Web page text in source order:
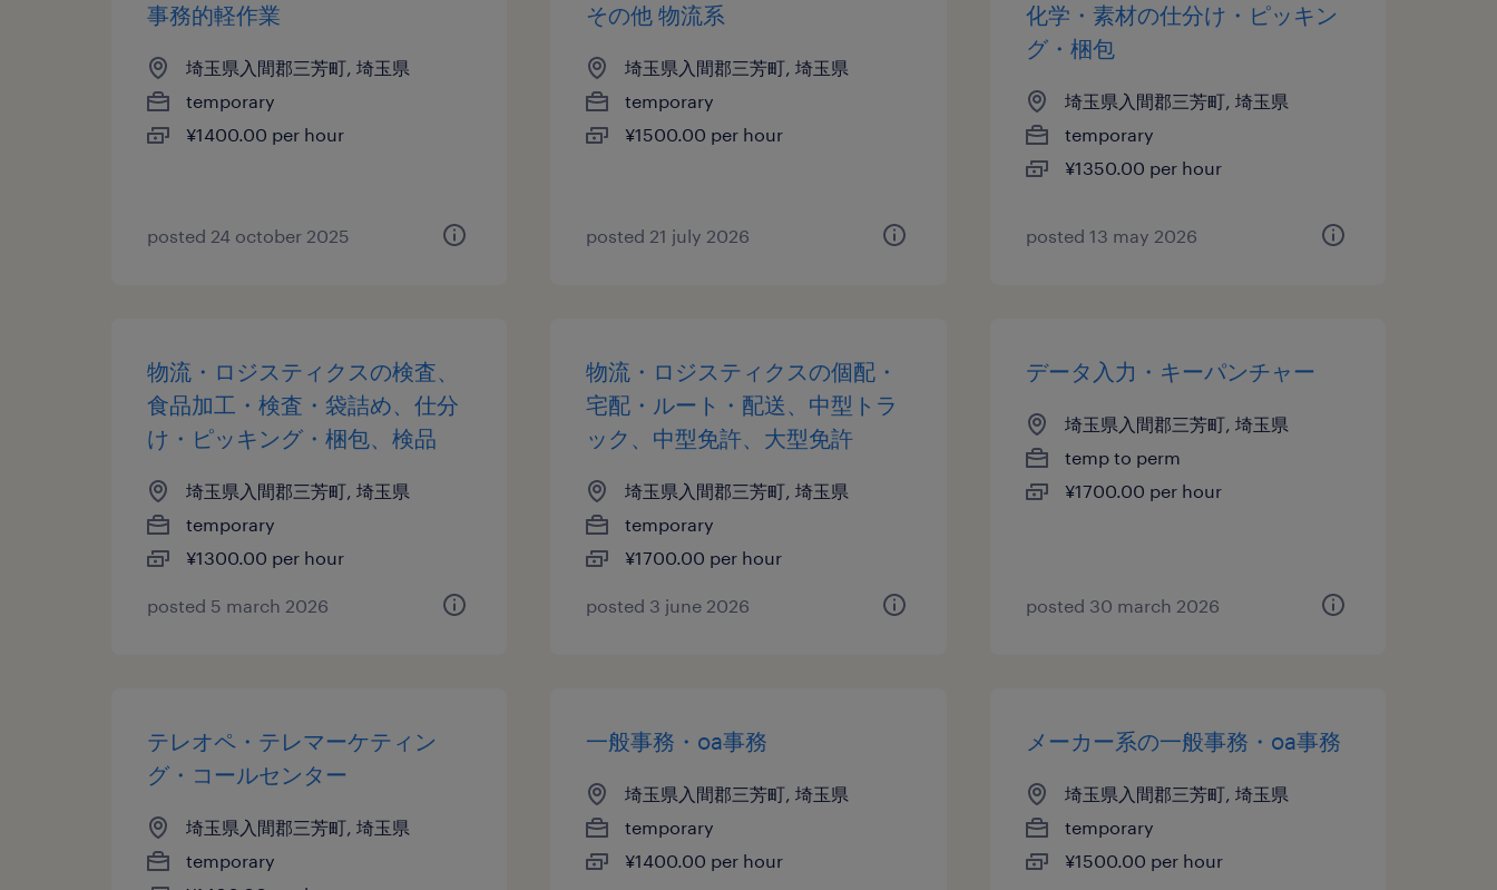
事務的軽作業
埼玉県入間郡三芳町, 埼玉県
temporary
¥1400.00 per hour
posted 24 october 2025
その他 物流系
埼玉県入間郡三芳町, 埼玉県
temporary
¥1500.00 per hour
posted 21 july 2026
化学・素材の仕分け・ピッキン
グ・梱包
埼玉県入間郡三芳町, 埼玉県
temporary
¥1350.00 per hour
posted 13 may 2026
物流・ロジスティクスの検査、
食品加工・検査・袋詰め、仕分
け・ピッキング・梱包、検品
埼玉県入間郡三芳町, 埼玉県
temporary
¥1300.00 per hour
posted 5 march 2026
物流・ロジスティクスの個配・
宅配・ルート・配送、中型トラ
ック、中型免許、大型免許
埼玉県入間郡三芳町, 埼玉県
temporary
¥1700.00 per hour
posted 3 june 2026
データ入力・キーパンチャー
埼玉県入間郡三芳町, 埼玉県
temp to perm
¥1700.00 per hour
posted 30 march 2026
テレオペ・テレマーケティン
グ・コールセンター
埼玉県入間郡三芳町, 埼玉県
temporary
一般事務・oa事務
埼玉県入間郡三芳町, 埼玉県
temporary
¥1400.00 per hour
メーカー系の一般事務・oa事務
埼玉県入間郡三芳町, 埼玉県
temporary
¥1500.00 per hour